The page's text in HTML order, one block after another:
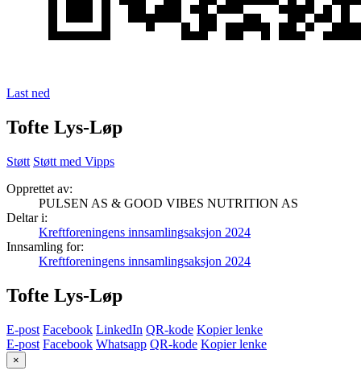
Last ned
Tofte Lys-Løp
Støtt Støtt med Vipps
Opprettet av:
PULSEN AS & GOOD VIBES NUTRITION AS
Deltar i:
Kreftforeningens innsamlingsaksjon 2024
Innsamling for:
Kreftforeningens innsamlingsaksjon 2024
Tofte Lys-Løp
E-post Facebook LinkedIn QR-kode Kopier lenke
E-post Facebook Whatsapp QR-kode Kopier lenke
×